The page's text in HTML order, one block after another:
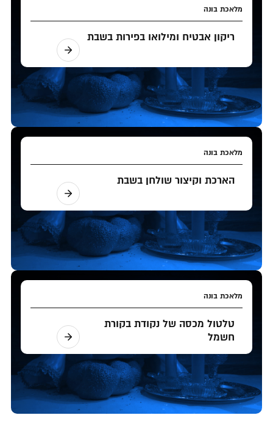
מלאכת בונה
ריקון אבטיח ומילואו בפירות בשבת
מלאכת בונה
הארכת וקיצור שולחן בשבת
מלאכת בונה
טלטול מכסה של נקודת בקורת
חשמל